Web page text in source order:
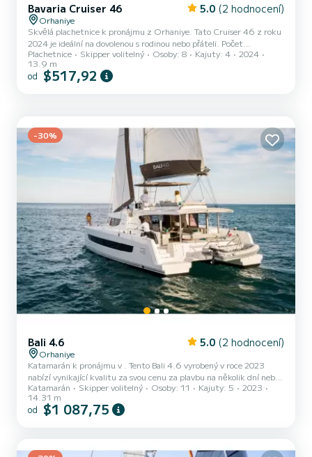
Bavaria Cruiser 46 5.0 (2 hodnocení)
Orhaniye
Skvělá plachetnice k pronájmu z Orhaniye. Tato Cruiser 46 z roku
2024 je ideální na dovolenou s rodinou nebo přáteli. Počet
komfortních kajut: 4 a počet osob na lodi: 8. S celkovou délkou14 m
a výkonem HP bude tato loď vaším nejlepším společníkem na
nezapomenutelné dovolené v okolí Orhaniye Cruiser 46 je vybaven
Plachetnice Skipper volitelný Osoby: 8 Kajuty: 4
2024
13.9 m
od $517,92
-30%
Bali 4.6 5.0 (2 hodnocení)
Orhaniye
Katamarán k pronájmu v . Tento Bali 4.6 vyrobený v roce 2023
nabízí vynikající kvalitu za svou cenu za plavbu na několik dní nebo
dokonce týdnů. Loď má 5 plně vybavených kajut a kapacitu 11
osob. S celkovou délkou 14 metrů bude vaším nejlepším spojencem
pro strávení výjimečné dovolené na vodě v okolí Tento Bali 4.6 je
plošina. Pro jakékoli žádosti o informace nebo...
Katamarán Skipper volitelný Osoby: 11 Kajuty: 5
2023
14.31 m
od $1 087,75